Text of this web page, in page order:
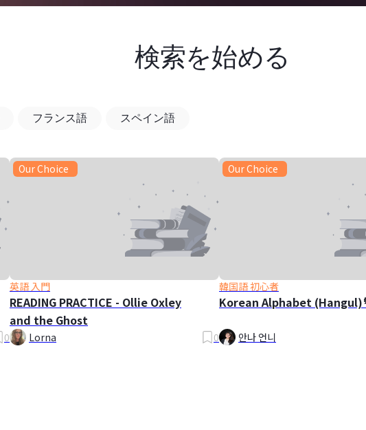
検索を始める
フランス語 スペイン語
0
Our Choice
英語 入門
READING PRACTICE - Ollie Oxley
and the Ghost
Lorna 0
Our Choice
韓国語 初心者
Korean Alphabet
안나 언니